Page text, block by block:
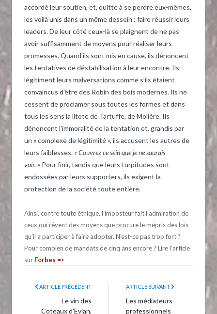
accordé leur soutien, et, quitte à se perdre eux-mêmes,
les voilà unis dans un même dessein : faire réussir leurs
leaders. De leur côté ceux-là se plaignent de ne pas
avoir suffisamment de moyens pour réaliser leurs
promesses. Quand ils sont mis en cause, ils dénoncent
les tentatives de déstabilisation à leur encontre. Ils
légitiment leurs malversations comme s’ils étaient
convaincus d’être des Robin des bois modernes. Ils ne
cessent de proclamer sous toutes les formes et dans
tous les sens la litote de Tartuffe, de Molière. Ils
dénoncent l’immoralité de la tentation et, grandis par
un « complexe de légitimité », ils accusent les autres de
leurs faiblesses. « Couvrez ce sein que je ne saurais
voir. » Pour finir, tandis que leurs turpitudes sont
endossées par leurs supporters, ils exigent la
protection de la société toute entière.
Ainsi, contre toute éthique, l’imposteur fait l’admiration de
ceux qui rêvent des moyens que procure le mépris des lois
qu’il a participer à faire adopter. N’est-ce pas trop fort ?
Pour combien de mandats de cinq ans encore ? Lire l’article
sur Forbes =>
ARTICLE PRÉCÉDENT
Le vin des
Coteaux d’Evian,
ARTICLE SUIVANT
Les médiateurs
professionnels